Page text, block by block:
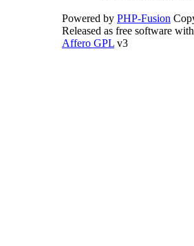
Powered by PHP-Fusion
Released as free software
Affero GPL v3